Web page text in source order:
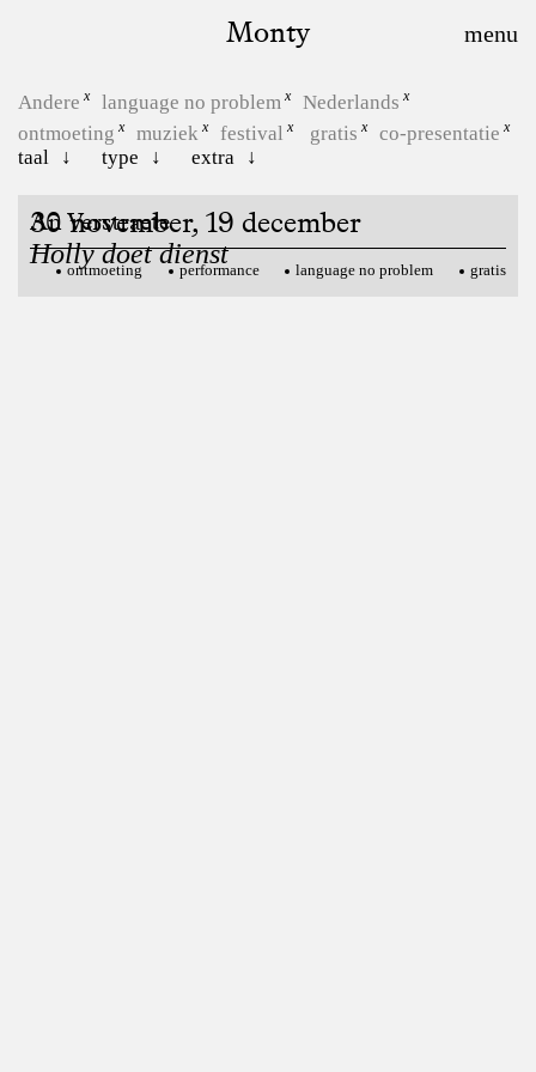
Monty
Andere language no problem
Nederlands
ontmoeting
muziek festival gratis
co-presentatie
taal
type extra
30 november, 19 december
Holly doet dienst
An Verstraete
ontmoeting performance language no problem gratis